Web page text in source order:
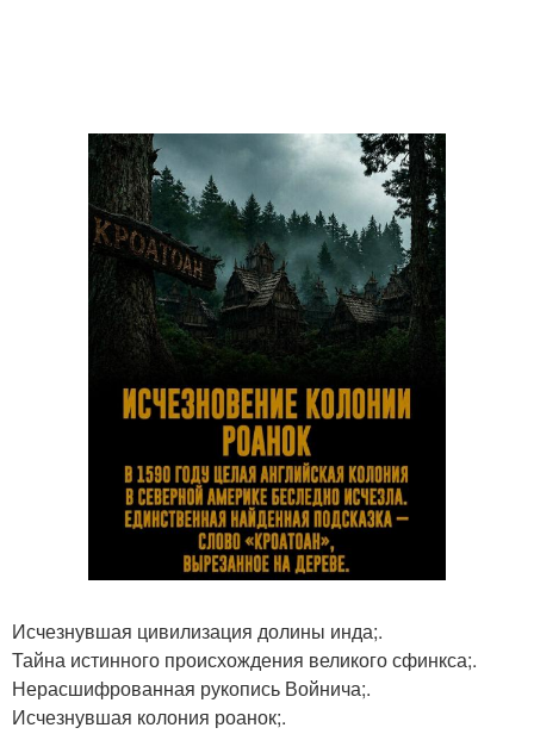
Исчезнувшая цивилизация долины инда;.
Тайна истинного происхождения великого сфинкса;.
Нерасшифрованная рукопись Войнича;.
Исчезнувшая колония роанок;.